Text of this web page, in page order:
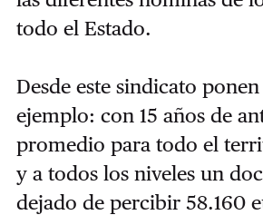
todo el Estado.
Desde este sindicato
ejemplo: con 15 años de
promedio para todo el
y a todos los niveles un
dejado de percibir 58.160